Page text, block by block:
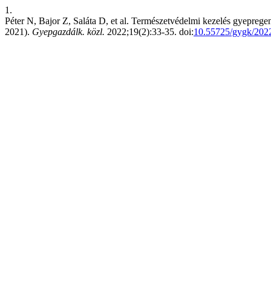
1.
Péter N, Bajor Z, Saláta D, et al. Természetvédelmi kezelés
2021). Gyepgazdálk. közl. 2022;19(2):33-35. doi:10.55725/gygk/